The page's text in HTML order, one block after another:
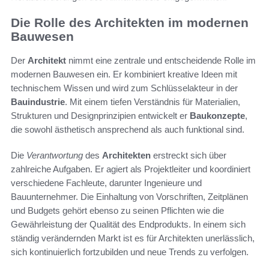
Die Rolle des Architekten im modernen
Bauwesen
Der Architekt nimmt eine zentrale und entscheidende Rolle im
modernen Bauwesen ein. Er kombiniert kreative Ideen mit
technischem Wissen und wird zum Schlüsselakteur in der
Bauindustrie. Mit einem tiefen Verständnis für Materialien,
Strukturen und Designprinzipien entwickelt er Baukonzepte,
die sowohl ästhetisch ansprechend als auch funktional sind.
Die Verantwortung des Architekten erstreckt sich über
zahlreiche Aufgaben. Er agiert als Projektleiter und koordiniert
verschiedene Fachleute, darunter Ingenieure und
Bauunternehmer. Die Einhaltung von Vorschriften, Zeitplänen
und Budgets gehört ebenso zu seinen Pflichten wie die
Gewährleistung der Qualität des Endprodukts. In einem sich
ständig verändernden Markt ist es für Architekten unerlässlich,
sich kontinuierlich fortzubilden und neue Trends zu verfolgen.